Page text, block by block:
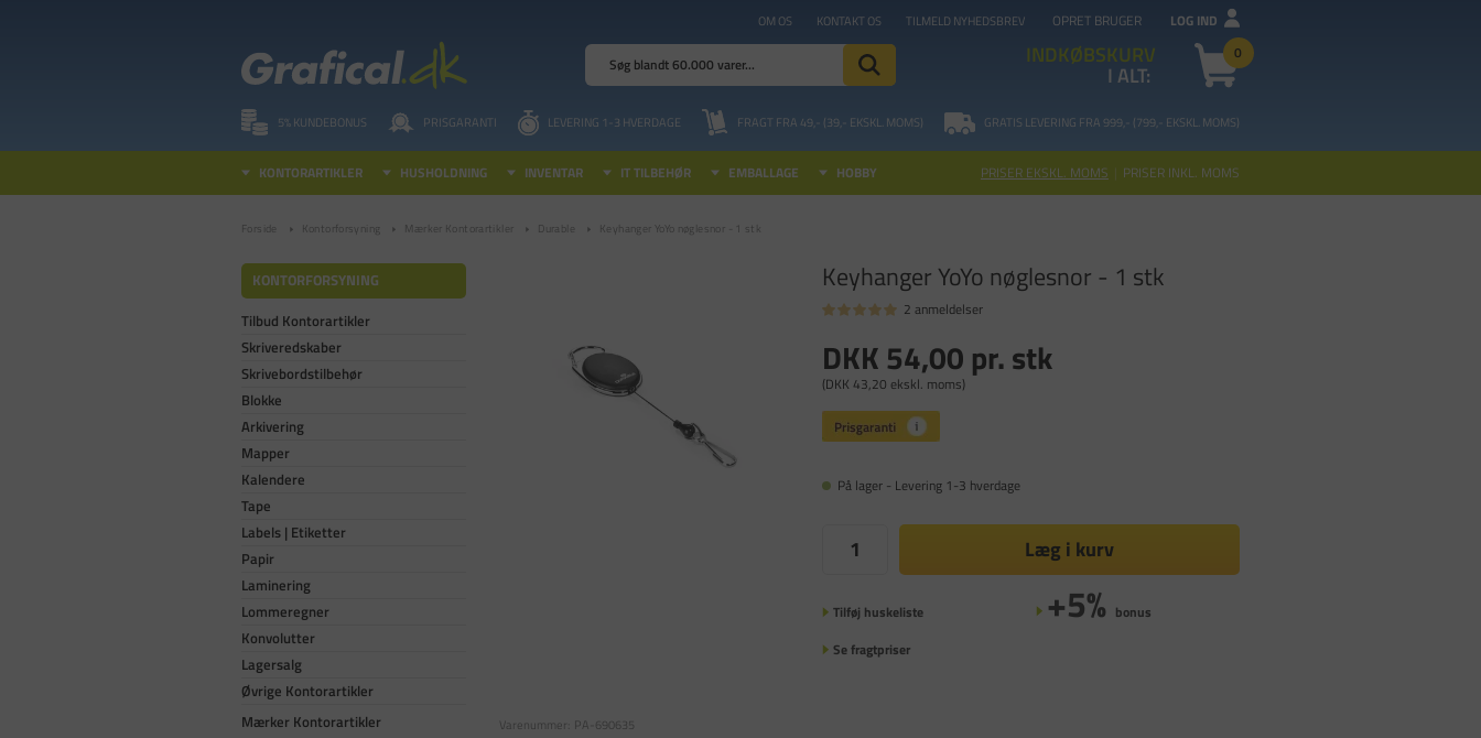
OM OS KONTAKT OS TILMELD NYHEDSBREV OPRET BRUGER LOG IND
INDKØBSKURV 0
I ALT:
5% KUNDEBONUS PRISGARANTI LEVERING 1-3 HVERDAGE FRAGT FRA 49,- (39,- EKSKL. MOMS) GRATIS LEVERING FRA 999,- (799,- EKSKL. MOMS)
KONTORARTIKLER HUSHOLDNING INVENTAR IT TILBEHØR EMBALLAGE HOBBY PRISER EKSKL. MOMS | PRISER INKL. MOMS
Forside Kontorforsyning Mærker Kontorartikler Durable Keyhanger YoYo nøglesnor - 1 stk
KONTORFORSYNING
Tilbud Kontorartikler
Skriveredskaber
Skrivebordstilbehør
Blokke
Arkivering
Mapper
Kalendere
Tape
Labels | Etiketter
Papir
Laminering
Lommeregner
Konvolutter
Lagersalg
Øvrige Kontorartikler
Mærker Kontorartikler
Keyhanger YoYo nøglesnor - 1 stk
2 anmeldelser
DKK 54,00 pr. stk
(DKK 43,20 ekskl. moms)
På lager - Levering 1-3 hverdage
Læg i kurv
Tilføj huskeliste +5% bonus
Se fragtpriser
Varenummer: PA-690635